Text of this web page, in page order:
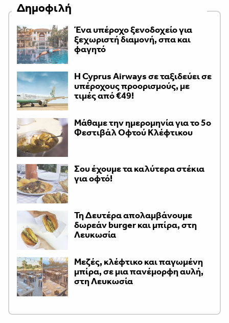
Δημοφιλή
Ένα υπέροχο ξενοδοχείο για
ξεχωριστή διαμονή, σπα και
φαγητό
H Cyprus Airways σε ταξιδεύει σε
υπέροχους προορισμούς, με
τιμές από €49!
Μάθαμε την ημερομηνία για το 5ο
Φεστιβάλ Οφτού Κλέφτικου
Σου έχουμε τα καλύτερα στέκια
για οφτό!
Τη Δευτέρα απολαμβάνουμε
δωρεάν burger και μπίρα, στη
Λευκωσία
Μεζές, κλέφτικο και παγωμένη
μπίρα, σε μια πανέμορφη αυλή,
στη Λευκωσία